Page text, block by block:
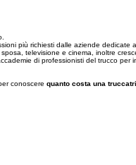
più richiesti dalle aziende dedicate
televisione e cinema, inoltre
di professionisti del trucco per
conoscere quanto costa una